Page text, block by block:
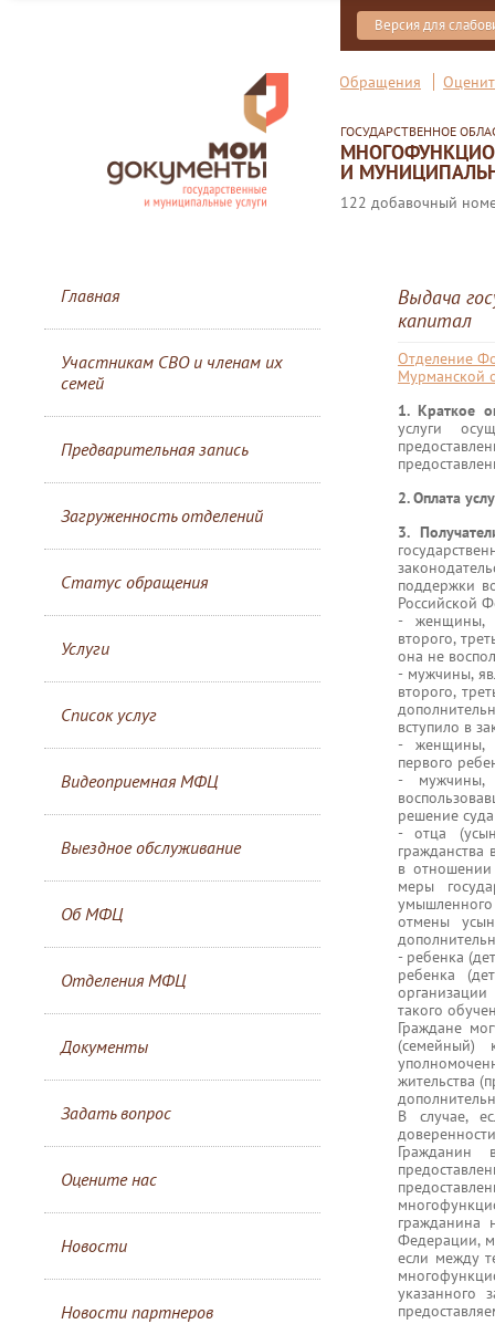
Версия для
Обращения
ГОСУДАРСТВЕННОЕ
И
122 добавочный
Главная
Участникам СВО и членам их
семей
Предварительная запись
Загруженность отделений
Статус обращения
Услуги
Список услуг
Видеоприемная МФЦ
Выездное обслуживание
Об МФЦ
Отделения МФЦ
Документы
Задать вопрос
Оцените нас
Новости
Новости партнеров
Выдача
капитал
Отделение
Мурманской
1. Краткое
услуги
2. Оплата
3.
поддержки
Российской
- женщины,
второго,
она не
- мужчины,
второго,
вступило в
- женщины,
первого
- мужчины,
решение
- отца
в
меры
умышленного
отмены
- ребенка
ребенка
такого
Граждане
(семейный)
жительства
В случае,
Гражданин
гражданина
Федерации,
если между
указанного